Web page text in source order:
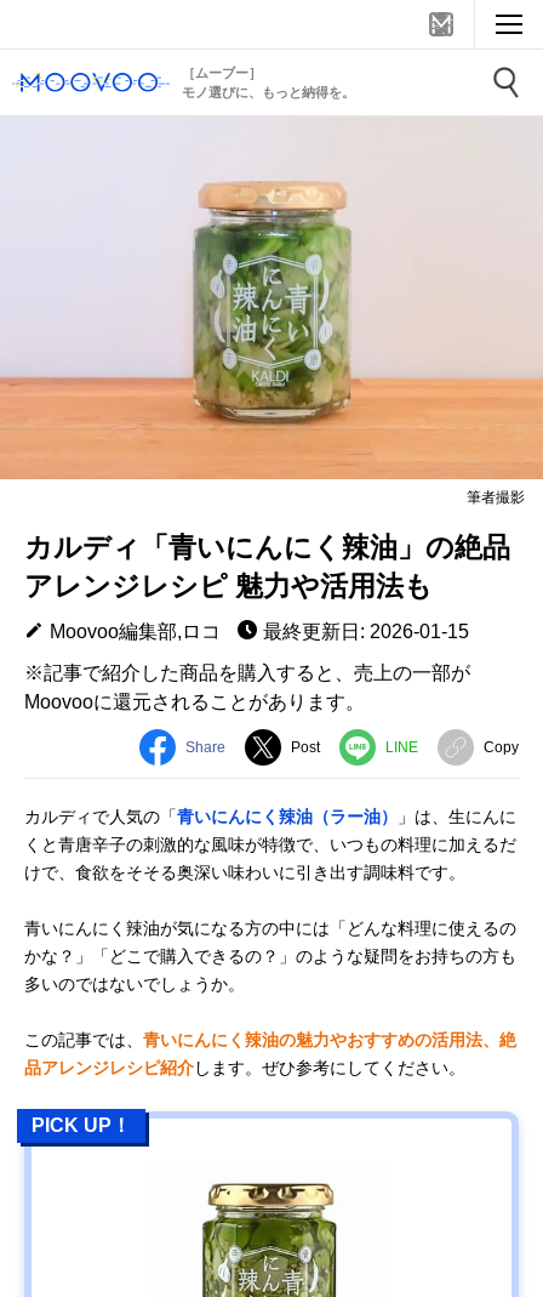
［ムーブー］
モノ選びに、もっと納得を。
筆者撮影
カルディ「青いにんにく辣油」の絶品
アレンジレシピ 魅力や活用法も
Moovoo編集部,ロコ
最終更新日: 2026-01-15
※記事で紹介した商品を購入すると、売上の一部が
Moovooに還元されることがあります。
Share Post LINE Copy
カルディで人気の「青いにんにく辣油（ラー油）
」は、生にんに
くと青唐辛子の刺激的な風味が特徴で、いつもの料理に加えるだ
けで、食欲をそそる奥深い味わいに引き出す調味料です。
青いにんにく辣油が気になる方の中には「どんな料理に使えるの
かな？」「どこで購入できるの？」のような疑問をお持ちの方も
多いのではないでしょうか。
この記事では、 青いにんにく辣油の魅力やおすすめの活用法、絶
品アレンジレシピ紹介します。ぜひ参考にしてください。
PICK UP！